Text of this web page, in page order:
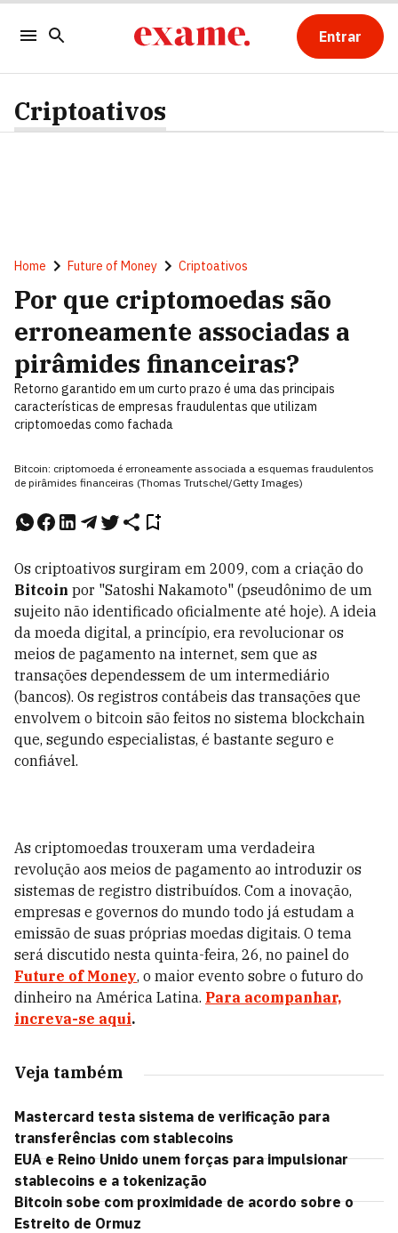
Entrar
Criptoativos
Home Future of Money Criptoativos
Por que criptomoedas são
erroneamente associadas a
pirâmides financeiras?
Retorno garantido em um curto prazo é uma das principais
características de empresas fraudulentas que utilizam
criptomoedas como fachada
Bitcoin: criptomoeda é erroneamente associada a esquemas fraudulentos
de pirâmides financeiras (Thomas Trutschel/Getty Images)
Os criptoativos surgiram em 2009, com a criação do
Bitcoin por "Satoshi Nakamoto" (pseudônimo de um
sujeito não identificado oficialmente até hoje). A ideia
da moeda digital, a princípio, era revolucionar os
meios de pagamento na internet, sem que as
transações dependessem de um intermediário
(bancos). Os registros contábeis das transações que
envolvem o bitcoin são feitos no sistema blockchain
que, segundo especialistas, é bastante seguro e
confiável.
As criptomoedas trouxeram uma verdadeira
revolução aos meios de pagamento ao introduzir os
sistemas de registro distribuídos. Com a inovação,
empresas e governos do mundo todo já estudam a
emissão de suas próprias moedas digitais. O tema
será discutido nesta quinta-feira, 26, no painel do
Future of Money, o maior evento sobre o futuro do
dinheiro na América Latina. Para acompanhar,
increva-se aqui.
Veja também
Mastercard testa sistema de verificação para
transferências com stablecoins
EUA e Reino Unido unem forças para impulsionar
stablecoins e a tokenização
Bitcoin sobe com proximidade de acordo sobre o
Estreito de Ormuz